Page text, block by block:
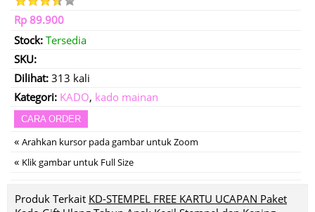
Rp 89.900
Stock: Tersedia
SKU:
Dilihat: 313 kali
Kategori: KADO, kado mainan
CARA ORDER
« Arahkan kursor pada gambar untuk Zoom
« Klik gambar untuk Full Size
Produk Terkait KD-STEMPEL FREE KARTU UCAPAN Paket